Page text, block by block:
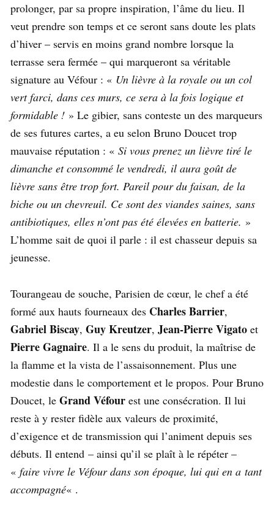
prolonger, par sa propre inspiration, l’âme du lieu. Il
veut prendre son temps et ce seront sans doute les plats
d’hiver – servis en moins grand nombre lorsque la
terrasse sera fermée – qui marqueront sa véritable
signature au Véfour : « Un lièvre à la royale ou un col
vert farci, dans ces murs, ce sera à la fois logique et
formidable ! » Le gibier, sans conteste un des marqueurs
de ses futures cartes, a eu selon Bruno Doucet trop
mauvaise réputation : « Si vous prenez un lièvre tiré le
dimanche et consommé le vendredi, il aura goût de
lièvre sans être trop fort. Pareil pour du faisan, de la
biche ou un chevreuil. Ce sont des viandes saines, sans
antibiotiques, elles n’ont pas été élevées en batterie. »
L’homme sait de quoi il parle : il est chasseur depuis sa
jeunesse.
Tourangeau de souche, Parisien de cœur, le chef a été
formé aux hauts fourneaux des Charles Barrier,
Gabriel Biscay, Guy Kreutzer, Jean-Pierre Vigato et
Pierre Gagnaire. Il a le sens du produit, la maîtrise de
la flamme et la vista de l’assaisonnement. Plus une
modestie dans le comportement et le propos. Pour Bruno
Doucet, le Grand Véfour est une consécration. Il lui
reste à y rester fidèle aux valeurs de proximité,
d’exigence et de transmission qui l’animent depuis ses
débuts. Il entend – ainsi qu’il se plaît à le répéter –
« faire vivre le Véfour dans son époque, lui qui en a tant
accompagné« .